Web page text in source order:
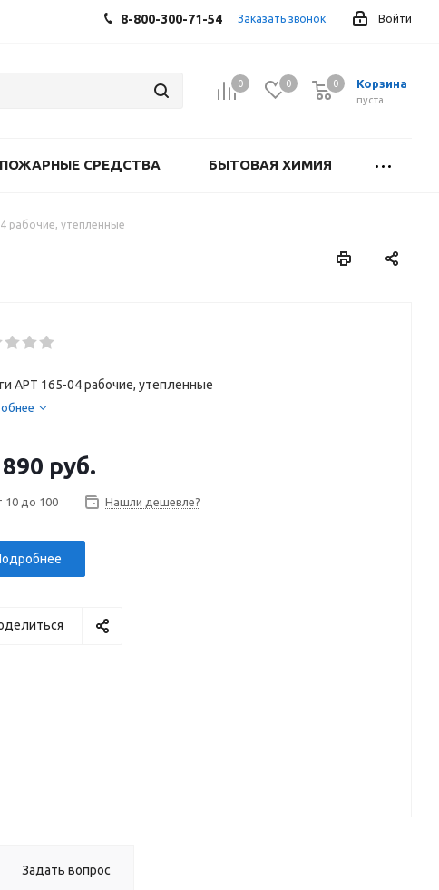
Войти
8-800-300-71-54 Заказать звонок
0 0 Корзина
0
пуста
0
ПОЖАРНЫЕ СРЕДСТВА БЫТОВАЯ ХИМИЯ
рабочие, утепленные
АРТ 165-04 рабочие, утепленные
890 руб.
10 до 100 Нашли дешевле?
Задать вопрос